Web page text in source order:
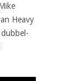
Heavy